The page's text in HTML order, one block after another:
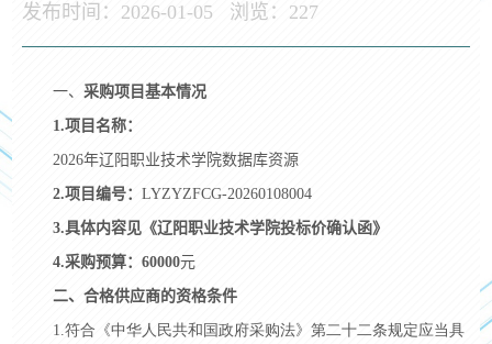
发布时间：2026-01-05 浏览： 227
一、 采购项目基本情况
1.项目名称：
2026年辽阳职业技术学院数据库资源
2.项目编号： LYZYZFCG-20260108004
3.具体内容见《辽阳职业技术学院投标价确认函》
4.采购预算：60000元
二、合格供应商的资格条件
1.符合《中华人民共和国政府采购法》第二十二条规定应当具